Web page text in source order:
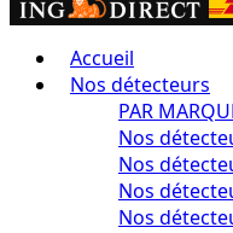
Accueil
Nos détecteurs
PAR
Nos
Nos
Nos
Nos